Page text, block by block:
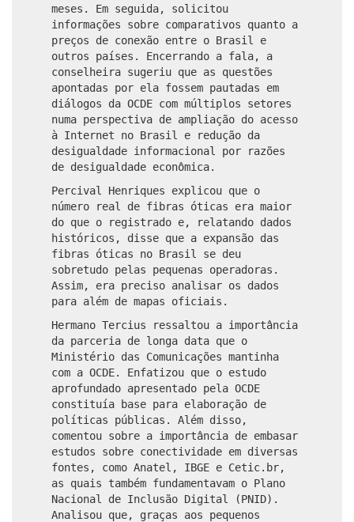
meses. Em seguida, solicitou
informações sobre comparativos quanto a
preços de conexão entre o Brasil e
outros países. Encerrando a fala, a
conselheira sugeriu que as questões
apontadas por ela fossem pautadas em
diálogos da OCDE com múltiplos setores
numa perspectiva de ampliação do acesso
à Internet no Brasil e redução da
desigualdade informacional por razões
de desigualdade econômica.
Percival Henriques explicou que o
número real de fibras óticas era maior
do que o registrado e, relatando dados
históricos, disse que a expansão das
fibras óticas no Brasil se deu
sobretudo pelas pequenas operadoras.
Assim, era preciso analisar os dados
para além de mapas oficiais.
Hermano Tercius ressaltou a importância
da parceria de longa data que o
Ministério das Comunicações mantinha
com a OCDE. Enfatizou que o estudo
aprofundado apresentado pela OCDE
constituía base para elaboração de
políticas públicas. Além disso,
comentou sobre a importância de embasar
estudos sobre conectividade em diversas
fontes, como Anatel, IBGE e Cetic.br,
as quais também fundamentavam o Plano
Nacional de Inclusão Digital (PNID).
Analisou que, graças aos pequenos